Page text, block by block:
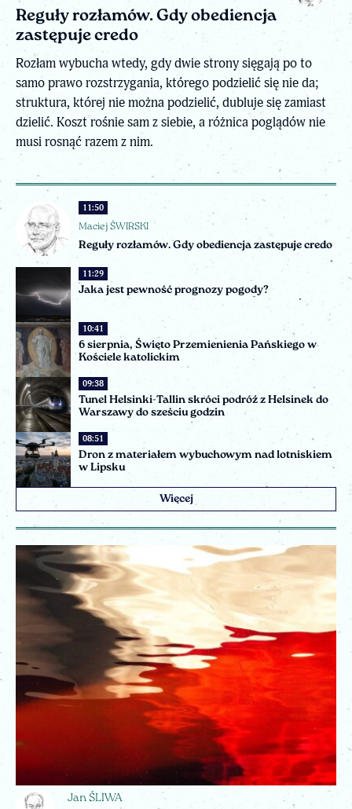
11:50
Maciej ŚWIRSKI
Reguły rozłamów. Gdy obediencja zastępuje credo
11:29
Jaka jest pewność prognozy pogody?
10:41
6 sierpnia, Święto Przemienienia Pańskiego w
Kościele katolickim
09:38
Tunel Helsinki-Tallin skróci podróż z Helsinek do
Warszawy do sześciu godzin
08:51
Dron z materiałem wybuchowym nad lotniskiem
w Lipsku
Więcej
Reguły rozłamów. Gdy obediencja
zastępuje credo
Rozłam wybucha wtedy, gdy dwie strony sięgają po to
samo prawo rozstrzygania, którego podzielić się nie da;
struktura, której nie można podzielić, dubluje się zamiast
dzielić. Koszt rośnie sam z siebie, a różnica poglądów nie
musi rosnąć razem z nim.
Jan ŚLIWA